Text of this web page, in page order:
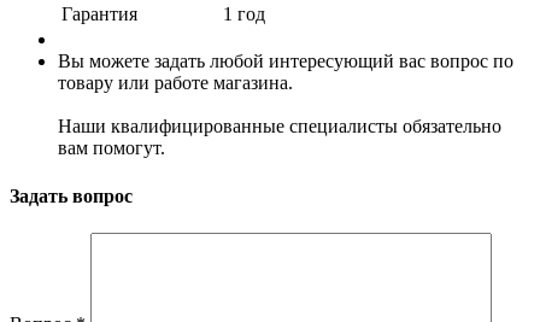
Гарантия
1 год
Вы можете задать любой интересующий вас вопрос по
товару или работе магазина.
Наши квалифицированные специалисты обязательно
вам помогут.
Задать вопрос